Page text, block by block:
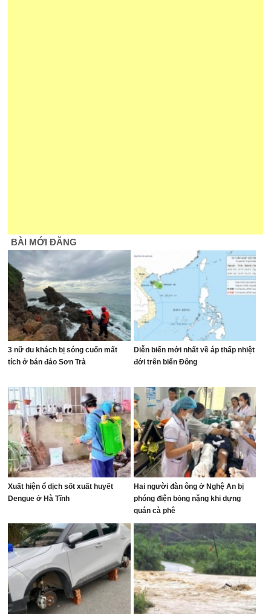
BÀI MỚI ĐĂNG
3 nữ du khách bị sóng cuốn mất
tích ở bán đảo Sơn Trà
Diễn biến mới nhất về áp thấp nhiệt
đới trên biển Đông
Xuất hiện ổ dịch sốt xuất huyết
Dengue ở Hà Tĩnh
Hai người đàn ông ở Nghệ An bị
phóng điện bỏng nặng khi dựng
quán cà phê